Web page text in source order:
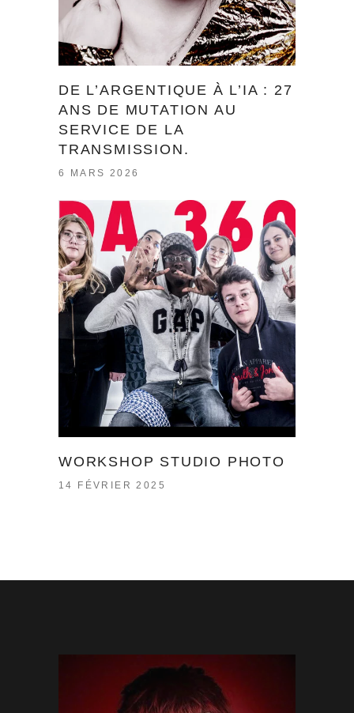
DE L’ARGENTIQUE À L’IA : 27
ANS DE MUTATION AU
SERVICE DE LA
TRANSMISSION.
6 MARS 2026
WORKSHOP STUDIO PHOTO
14 FÉVRIER 2025